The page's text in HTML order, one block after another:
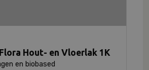
Hout- en Vloerlak 1K
en biobased